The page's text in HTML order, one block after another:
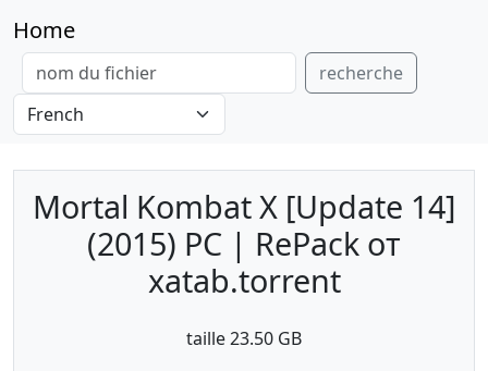
Home
recherche
Mortal Kombat X [Update 14]
(2015) PC | RePack от
xatab.torrent
taille 23.50 GB